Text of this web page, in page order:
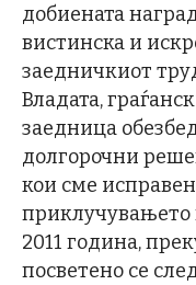
добиената
вистинска и
заедничкиот
Владата,
заедница
долгорочни
кои сме
приклучувањето
2011 година,
посветено се